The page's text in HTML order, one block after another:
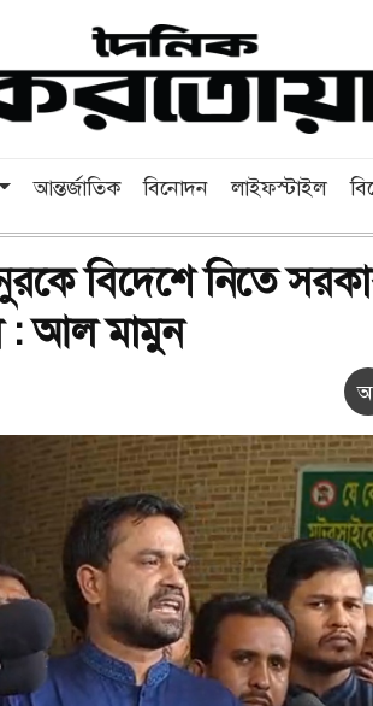
আন্তর্জাতিক বিনোদন লাইফস্টাইল
বিদেশে নিতে
: আল মামুন